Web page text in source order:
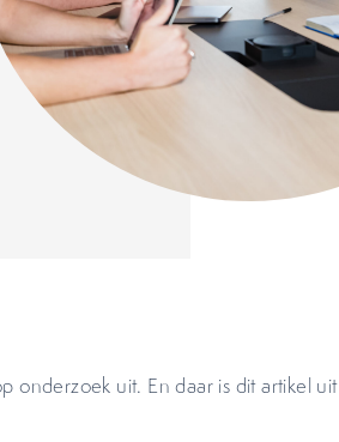
onderzoek uit. En daar is dit artikel uit